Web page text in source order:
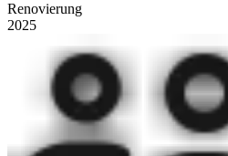
Renovierung
2025